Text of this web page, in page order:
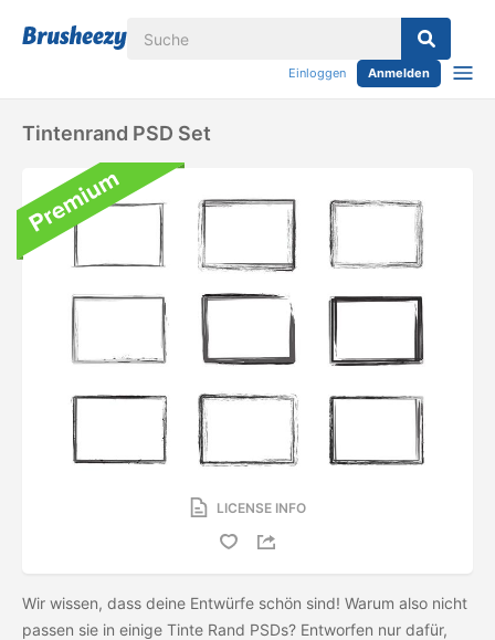
Einloggen Anmelden
Tintenrand PSD Set
LICENSE INFO
Wir wissen, dass deine Entwürfe schön sind! Warum also nicht
passen sie in einige Tinte Rand PSDs? Entworfen nur dafür,